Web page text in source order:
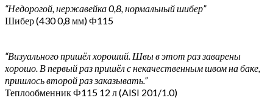
“Недорогой, нержавейка 0,8, нормальный шибер”
Шибер (430 0,8 мм) Ф115
“Визуального пришёл хороший. Швы в этот раз заварены
хорошо. В первый раз пришёл с некачественным швом на баке,
пришлось второй раз заказывать.”
Теплообменник Ф115 12 л (AISI 201/1.0)